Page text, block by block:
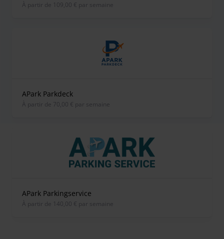
À partir de 109,00 € par semaine
APark Parkdeck
À partir de 70,00 € par semaine
APark Parkingservice
À partir de 140,00 € par semaine